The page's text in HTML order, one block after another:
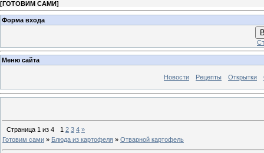
[ГОТОВИМ САМИ]
Форма входа
Меню сайта
Новости Рецепты Открытки
Страница 1 из 4 1 2 3 4 »
Готовим сами » Блюда из картофеля » Отварной картофель